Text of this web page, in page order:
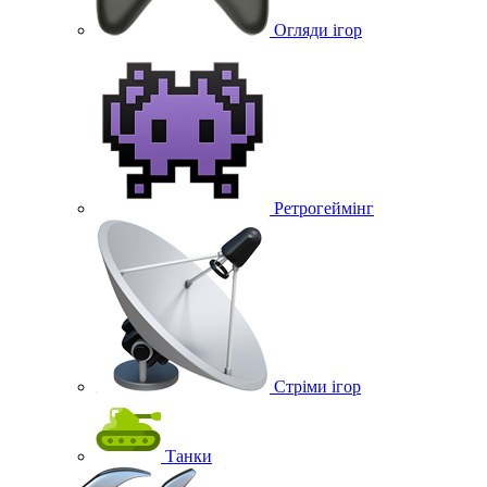
Огляди ігор
Ретрогеймінг
Стріми ігор
Танки